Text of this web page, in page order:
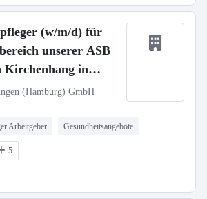
(w/m/d) für
unserer ASB
in
(Hamburg) GmbH
Arbeitgeber Gesundheitsangebote
5